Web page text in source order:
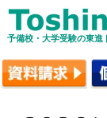
予備校・大学受験の東進